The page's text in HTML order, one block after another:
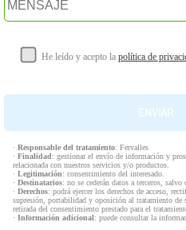
He leído y acepto la política de
· Responsable del tratamiento: Fervalles
· Finalidad: gestionar el envío de información y
relacionada con nuestros servicios y/o productos.
· Legitimación: consentimiento del interesado.
· Destinatarios: no se cederán datos a terceros, salvo
· Derechos: podrá ejercer los derechos de acceso,
supresión, portabilidad y oposición al tratamiento de
retirada del consentimiento prestado para el
· Información adicional: puede consultar la